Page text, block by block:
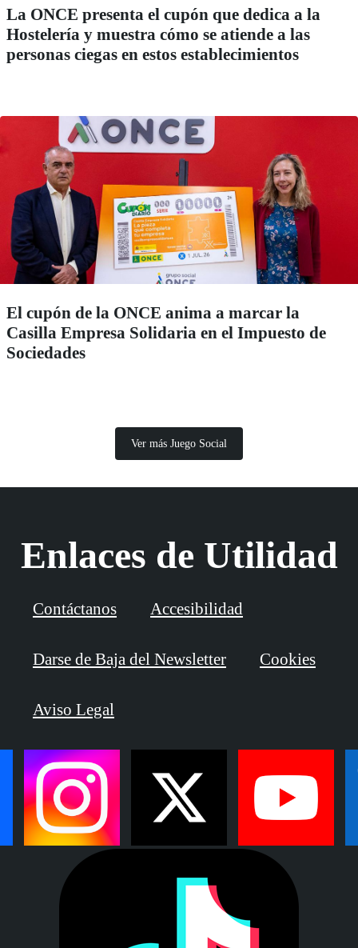
La ONCE presenta el cupón que dedica a la
Hostelería y muestra cómo se atiende a las
personas ciegas en estos establecimientos
El cupón de la ONCE anima a marcar la
Casilla Empresa Solidaria en el Impuesto de
Sociedades
Ver más Juego Social
Enlaces de Utilidad
Contáctanos Accesibilidad
Darse de Baja del Newsletter Cookies
Aviso Legal